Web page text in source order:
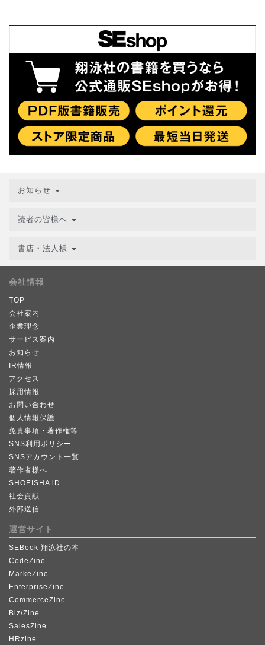
お知らせ
読者の皆様へ
書店・法人様
会社情報
TOP
会社案内
企業理念
サービス案内
お知らせ
IR情報
アクセス
採用情報
お問い合わせ
個人情報保護
免責事項・著作権等
SNS利用ポリシー
SNSアカウント一覧
著作者様へ
SHOEISHA iD
社会貢献
外部送信
運営サイト
SEBook 翔泳社の本
CodeZine
MarkeZine
EnterpriseZine
CommerceZine
Biz/Zine
SalesZine
HRzine